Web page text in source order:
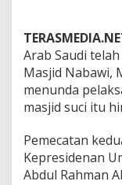
A
r
S
a
i
P
Arab Saudi
Masjid Nabawi,
menunda
masjid suci itu
Pemecatan
Kepresidenan
Abdul Rahman